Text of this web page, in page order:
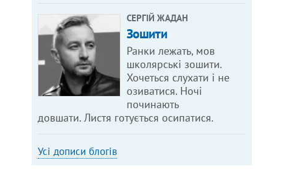
СЕРГІЙ ЖАДАН
Зошити
Ранки лежать, мов
школярські зошити.
Хочеться слухати і не
озиватися. Ночі
починають
довшати. Листя готується осипатися.
Усі дописи блогів